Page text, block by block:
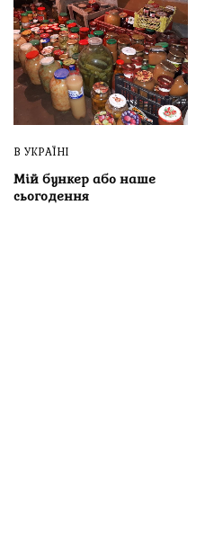
В УКРАЇНІ
Мій бункер або наше
сьогодення